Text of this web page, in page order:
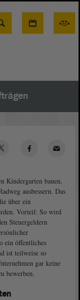
Kindergarten bauen,
ausbessern. Das
über ein
Vorteil: So wird
Steuergeldern
ein öffentliches
ist teilweise so
gar keine
bewerben.